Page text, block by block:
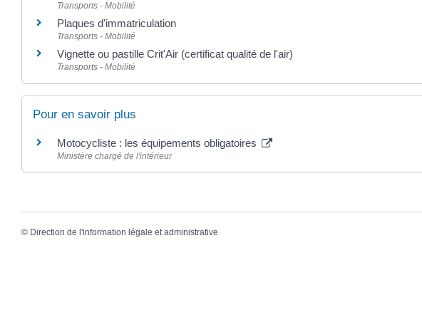
Transports - Mobilité
Plaques d'immatriculation
Transports - Mobilité
Vignette ou pastille Crit'Air (certificat qualité de l'air)
Transports - Mobilité
Pour en savoir plus
Motocycliste : les équipements obligatoires
Ministère chargé de l'intérieur
© Direction de l'information légale et administrative